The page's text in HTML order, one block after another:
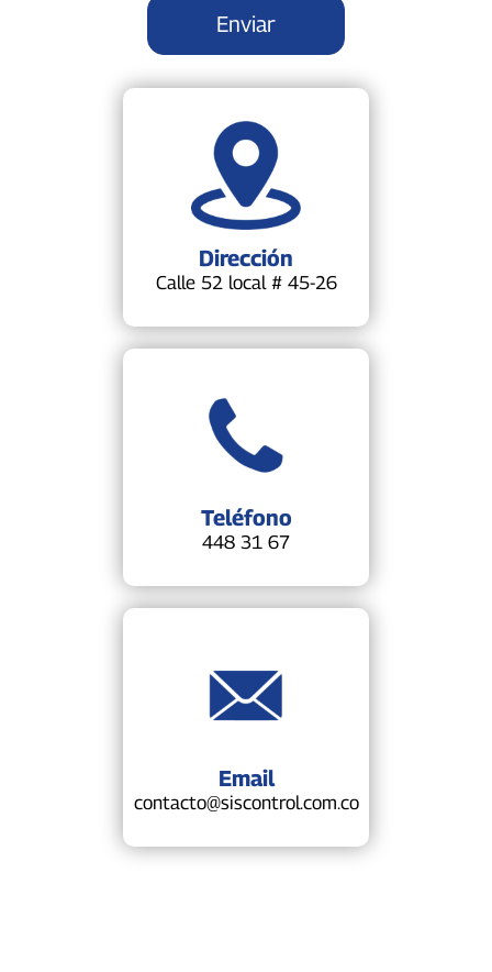
Dirección
Calle 52 local # 45-26
Teléfono
448 31 67
Email
contacto@siscontrol.com.co